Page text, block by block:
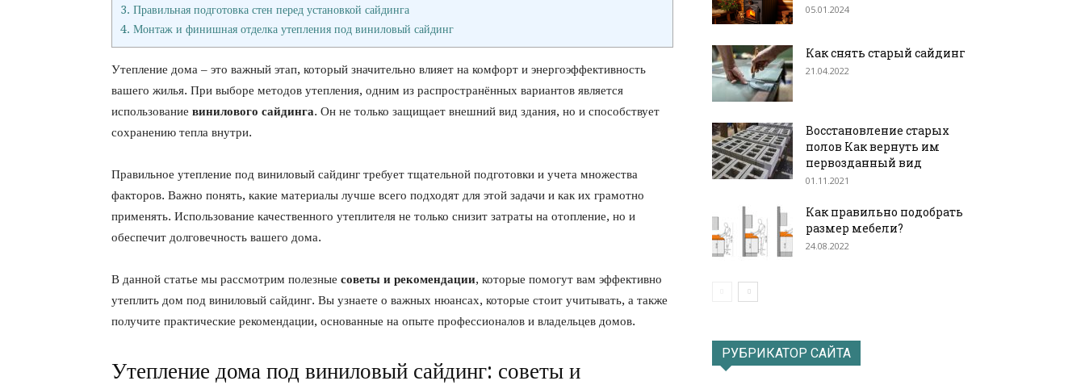
3. Правильная подготовка стен перед установкой сайдинга
4. Монтаж и финишная отделка утепления под виниловый сайдинг
Утепление дома – это важный этап, который значительно влияет на комфорт и энергоэффективность
вашего жилья. При выборе методов утепления, одним из распространённых вариантов является
использование винилового сайдинга. Он не только защищает внешний вид здания, но и способствует
сохранению тепла внутри.
Правильное утепление под виниловый сайдинг требует тщательной подготовки и учета множества
факторов. Важно понять, какие материалы лучше всего подходят для этой задачи и как их грамотно
применять. Использование качественного утеплителя не только снизит затраты на отопление, но и
обеспечит долговечность вашего дома.
В данной статье мы рассмотрим полезные советы и рекомендации, которые помогут вам эффективно
утеплить дом под виниловый сайдинг. Вы узнаете о важных нюансах, которые стоит учитывать, а также
получите практические рекомендации, основанные на опыте профессионалов и владельцев домов.
Утепление дома под виниловый сайдинг: советы и
05.01.2024
Как снять старый сайдинг
21.04.2022
Восстановление старых
полов Как вернуть им
первозданный вид
01.11.2021
Как правильно подобрать
размер мебели?
24.08.2022
РУБРИКАТОР САЙТА